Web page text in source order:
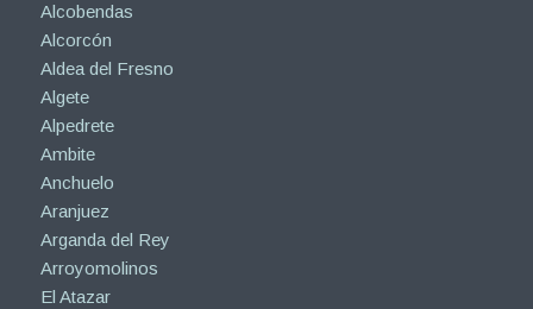
Alcobendas
Alcorcón
Aldea del Fresno
Algete
Alpedrete
Ambite
Anchuelo
Aranjuez
Arganda del Rey
Arroyomolinos
El Atazar